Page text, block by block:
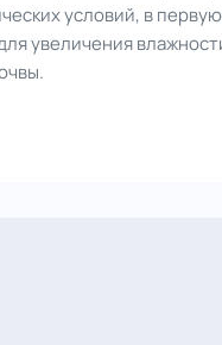
условий, в
увеличения